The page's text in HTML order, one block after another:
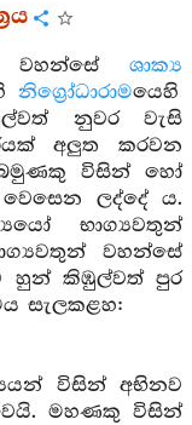
වහන්සේ ශාක්‍ය
නිග්‍රෝධාරාමයෙහි
නුවර වැසි
අලුත කරවන
විසින් හෝ
ලද්දේ ය.
භාග්‍යවතුන්
වහන්සේ
හුන් කිඹුල්වත් පුර
සැලකළහ:
විසින් අභිනව
මහණකු විසින්